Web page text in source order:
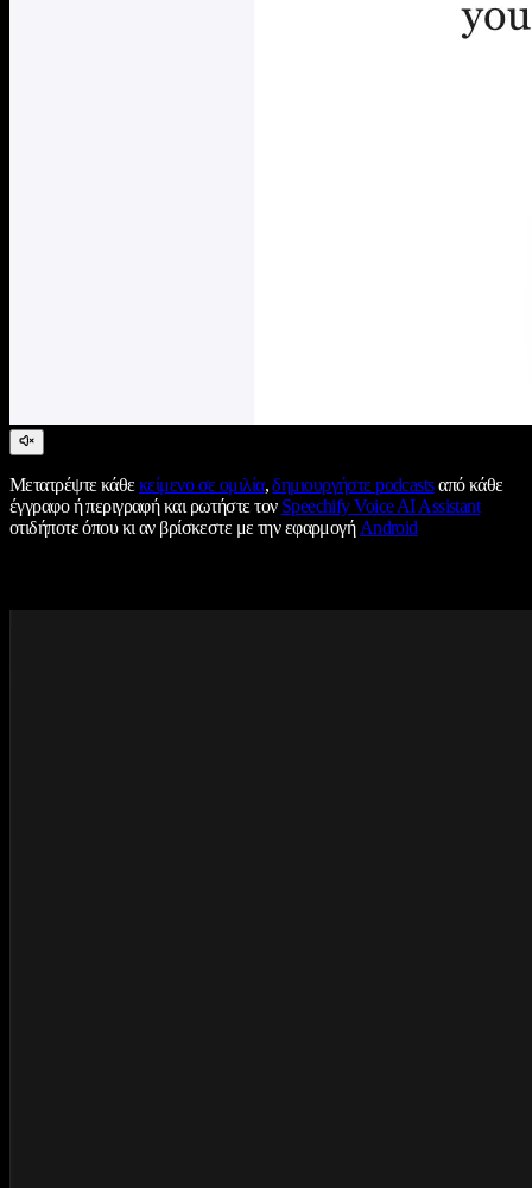
Μετατρέψτε κάθεκείμενο σε ομιλία,δημιουργήστε podcastsαπό κάθε
έγγραφο ή περιγραφή και ρωτήστε τον Speechify Voice AI Assistant
οτιδήποτε όπου κι αν βρίσκεστε με την εφαρμογήAndroid